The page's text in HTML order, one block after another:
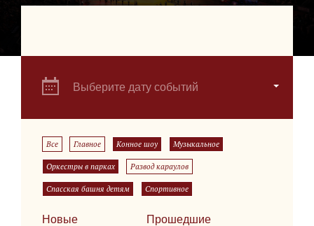
Выберите дату событий
Все Главное Конное шоу Музыкальное
Оркестры в парках Развод караулов
Спасская башня детям Спортивное
Новые
Прошедшие